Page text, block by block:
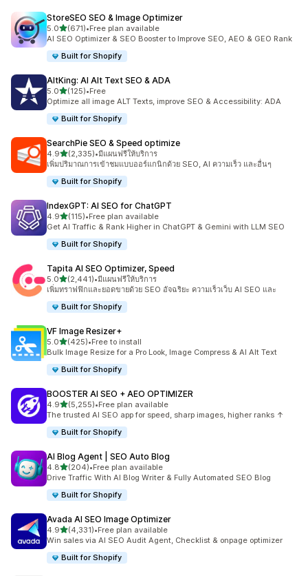
StoreSEO SEO & Image Optimizer
5.0เต็ม 5 ดาว
(671)
ทั้งหมด 671 รีวิว
•Free plan available
AI SEO Optimizer & SEO Booster to Improve SEO, AEO & GEO Rank
Built for Shopify
AltKing: AI Alt Text SEO & ADA
5.0เต็ม 5 ดาว
(125)
ทั้งหมด 125 รีวิว
•Free
Optimize all image ALT Texts, improve SEO & Accessibility: ADA
Built for Shopify
SearchPie SEO & Speed optimize
4.9เต็ม 5 ดาว
(2,335)
ทั้งหมด 2335 รีวิว
•มีแผนฟรีให้บริการ
เพิ่มปริมาณการเข้าชมแบบออร์แกนิกด้วย SEO, AI ความเร็ว และอื่นๆ
Built for Shopify
IndexGPT: AI SEO for ChatGPT
4.9เต็ม 5 ดาว
(115)
ทั้งหมด 115 รีวิว
•Free plan available
Get AI Traffic & Rank Higher in ChatGPT & Gemini with LLM SEO
Built for Shopify
Tapita AI SEO Optimizer, Speed
5.0เต็ม 5 ดาว
(2,441)
ทั้งหมด 2441 รีวิว
•มีแผนฟรีให้บริการ
เพิ่มทราฟฟิกและยอดขายด้วย SEO อัจฉริยะ ความเร็วเว็บ AI SEO และ
Built for Shopify
VF Image Resizer+
5.0เต็ม 5 ดาว
(425)
ทั้งหมด 425 รีวิว
•Free to install
Bulk Image Resize for a Pro Look, Image Compress & AI Alt Text
Built for Shopify
BOOSTER AI SEO + AEO OPTIMIZER
4.9เต็ม 5 ดาว
(5,255)
ทั้งหมด 5255 รีวิว
•Free plan available
The trusted AI SEO app for speed, sharp images, higher ranks ↑
Built for Shopify
AI Blog Agent | SEO Auto Blog
4.8เต็ม 5 ดาว
(204)
ทั้งหมด 204 รีวิว
•Free plan available
Drive Traffic With AI Blog Writer & Fully Automated SEO Blog
Built for Shopify
Avada AI SEO Image Optimizer
4.9เต็ม 5 ดาว
(4,331)
ทั้งหมด 4331 รีวิว
•Free plan available
Win sales via AI SEO Audit Agent, Checklist & onpage optimizer
Built for Shopify